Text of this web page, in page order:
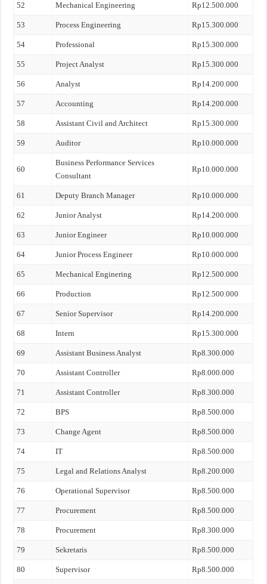
52 Mechanical Engineering Rp12.500.000
53 Process Engineering Rp15.300.000
54 Professional Rp15.300.000
55 Project Analyst Rp15.300.000
56 Analyst Rp14.200.000
57 Accounting Rp14.200.000
58 Assistant Civil and Architect Rp15.300.000
59 Auditor Rp10.000.000
60
Business Performance Services
Consultant
Rp10.000.000
61 Deputy Branch Manager Rp10.000.000
62 Junior Analyst Rp14.200.000
63 Junior Engineer Rp10.000.000
64 Junior Process Engineer Rp10.000.000
65 Mechanical Enginering Rp12.500.000
66 Production Rp12.500.000
67 Senior Supervisor Rp14.200.000
68 Intern Rp15.300.000
69 Assistant Business Analyst Rp8.300.000
70 Assistant Controller Rp8.000.000
71 Assistant Controller Rp8.300.000
72 BPS Rp8.500.000
73 Change Agent Rp8.500.000
74 IT Rp8.500.000
75 Legal and Relations Analyst Rp8.200.000
76 Operational Supervisor Rp8.500.000
77 Procurement Rp8.500.000
78 Procurement Rp8.300.000
79 Sekretaris Rp8.500.000
80 Supervisor Rp8.500.000